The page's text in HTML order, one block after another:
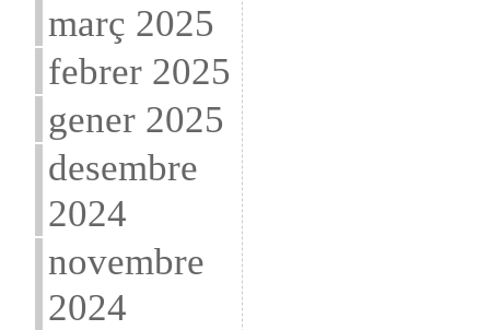
març 2025
febrer 2025
gener 2025
desembre
2024
novembre
2024